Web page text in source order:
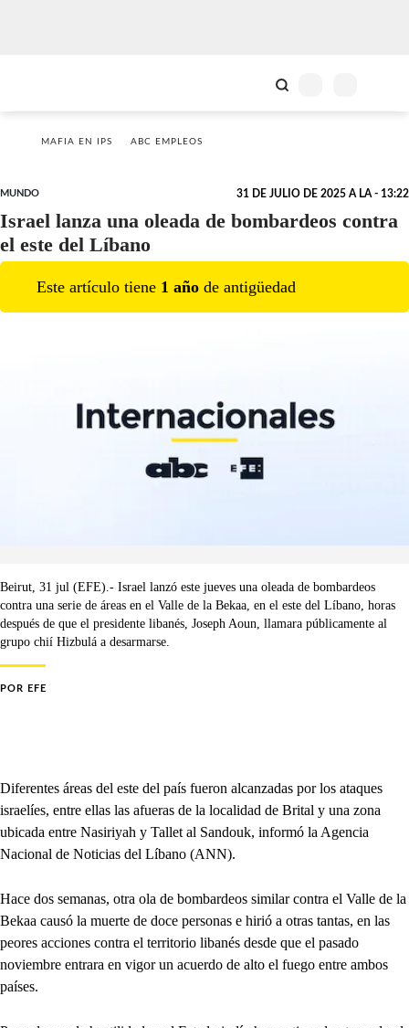
MAFIA EN IPS ABC EMPLEOS
MUNDO 31 DE JULIO DE 2025 A LA - 13:22
Israel lanza una oleada de bombardeos contra
el este del Líbano
Este artículo tiene 1 año de antigüedad
Beirut, 31 jul (EFE).- Israel lanzó este jueves una oleada de bombardeos
contra una serie de áreas en el Valle de la Bekaa, en el este del Líbano, horas
después de que el presidente libanés, Joseph Aoun, llamara públicamente al
grupo chií Hizbulá a desarmarse.
POR EFE
Diferentes áreas del este del país fueron alcanzadas por los ataques
israelíes, entre ellas las afueras de la localidad de Brital y una zona
ubicada entre Nasiriyah y Tallet al Sandouk, informó la Agencia
Nacional de Noticias del Líbano (ANN).
Hace dos semanas, otra ola de bombardeos similar contra el Valle de la
Bekaa causó la muerte de doce personas e hirió a otras tantas, en las
peores acciones contra el territorio libanés desde que el pasado
noviembre entrara en vigor un acuerdo de alto el fuego entre ambos
países.